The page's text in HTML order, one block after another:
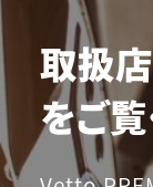
取扱
をご覧